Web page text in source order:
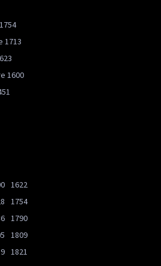
1713
1600
1622
1754
1790
1809
1821